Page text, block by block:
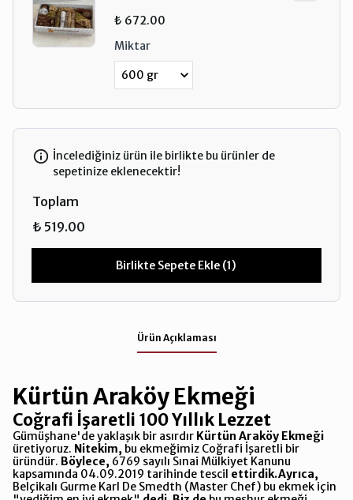
₺ 672.00
Miktar
İncelediğiniz ürün ile birlikte bu ürünler de
sepetinize eklenecektir!
Toplam
₺ 519.00
Birlikte Sepete Ekle (1)
Ürün Açıklaması
Kürtün Araköy Ekmeği
Coğrafi İşaretli 100 Yıllık Lezzet
Gümüşhane'de yaklaşık bir asırdır Kürtün Araköy Ekmeği
üretiyoruz. Nitekim, bu ekmeğimiz Coğrafi İşaretli bir
üründür. Böylece, 6769 sayılı Sınai Mülkiyet Kanunu
kapsamında 04.09.2019 tarihinde tescil ettirdik.Ayrıca,
Belçikalı Gurme Karl De Smedth (Master Chef) bu ekmek için